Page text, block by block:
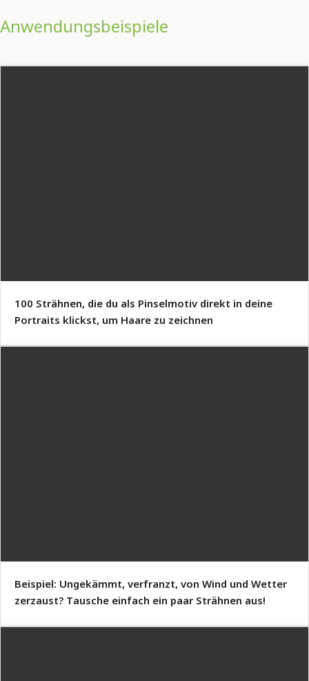
Anwendungsbeispiele
100 Strähnen, die du als Pinselmotiv direkt in deine
Portraits klickst, um Haare zu zeichnen
Beispiel: Ungekämmt, verfranzt, von Wind und Wetter
zerzaust? Tausche einfach ein paar Strähnen aus!